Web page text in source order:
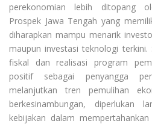
perekonomian lebih ditopang
Prospek Jawa Tengah yang
diharapkan mampu menarik
maupun investasi teknologi terkini.
fiskal dan realisasi program
positif sebagai penyangga
melanjutkan tren pemulihan
berkesinambungan, diperlukan
kebijakan dalam